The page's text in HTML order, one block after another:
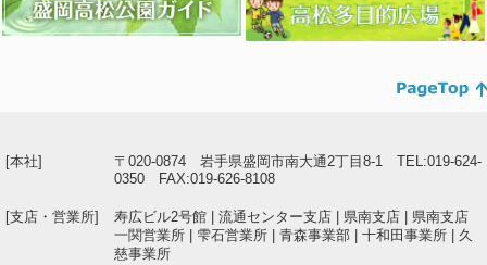
[本社]
〒020-0874 岩手県盛岡市南大通2丁目8-1 TEL:019-624-
0350 FAX:019-626-8108
[支店・営業所]
寿広ビル2号館 | 流通センター支店 | 県南支店 | 県南支店
一関営業所 | 雫石営業所 | 青森事業部 | 十和田事業所 | 久
慈事業所